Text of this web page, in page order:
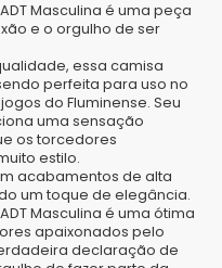
Masculina é uma peça
e o orgulho de ser
essa camisa
perfeita para uso no
do Fluminense. Seu
uma sensação
os torcedores
estilo.
acabamentos de alta
um toque de elegância.
Masculina é uma ótima
apaixonados pelo
declaração de